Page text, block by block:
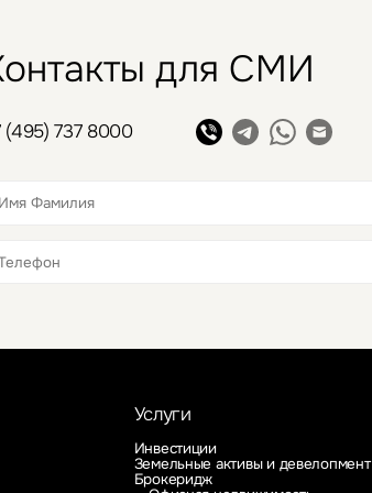
для СМИ
(495) 737 8000
Услуги
Инвестиции
Земельные активы и девелопмент
Брокеридж